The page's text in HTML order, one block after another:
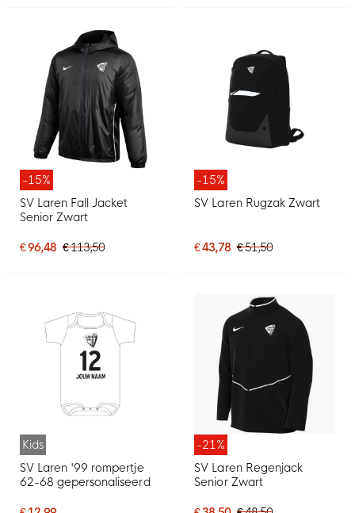
-15%
SV Laren Fall Jacket
Senior Zwart
€ 96,48 € 113,50
-15%
SV Laren Rugzak Zwart
€ 43,78 € 51,50
Kids
SV Laren '99 rompertje
62-68 gepersonaliseerd
-21%
SV Laren Regenjack
Senior Zwart